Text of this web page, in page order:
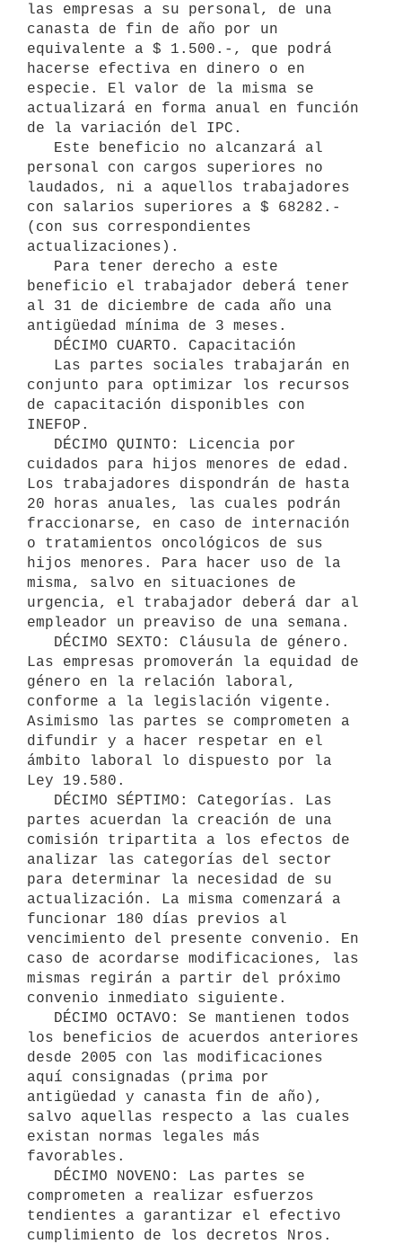
las empresas a su personal, de una
canasta de fin de año por un
equivalente a $ 1.500.-, que podrá
hacerse efectiva en dinero o en
especie. El valor de la misma se
actualizará en forma anual en función
de la variación del IPC.
personal con cargos superiores no
laudados, ni a aquellos trabajadores
con salarios superiores a $ 68282.-
(con sus correspondientes
actualizaciones).
beneficio el trabajador deberá tener
al 31 de diciembre de cada año una
antigüedad mínima de 3 meses.
conjunto para optimizar los recursos
de capacitación disponibles con
INEFOP.
cuidados para hijos menores de edad.
Los trabajadores dispondrán de hasta
20 horas anuales, las cuales podrán
fraccionarse, en caso de internación
o tratamientos oncológicos de sus
hijos menores. Para hacer uso de la
misma, salvo en situaciones de
urgencia, el trabajador deberá dar al
empleador un preaviso de una semana.
Las empresas promoverán la equidad de
género en la relación laboral,
conforme a la legislación vigente.
Asimismo las partes se comprometen a
difundir y a hacer respetar en el
ámbito laboral lo dispuesto por la
Ley 19.580.
partes acuerdan la creación de una
comisión tripartita a los efectos de
analizar las categorías del sector
para determinar la necesidad de su
actualización. La misma comenzará a
funcionar 180 días previos al
vencimiento del presente convenio. En
caso de acordarse modificaciones, las
mismas regirán a partir del próximo
convenio inmediato siguiente.
los beneficios de acuerdos anteriores
desde 2005 con las modificaciones
aquí consignadas (prima por
antigüedad y canasta fin de año),
salvo aquellas respecto a las cuales
existan normas legales más
favorables.
comprometen a realizar esfuerzos
tendientes a garantizar el efectivo
cumplimiento de los decretos Nros.